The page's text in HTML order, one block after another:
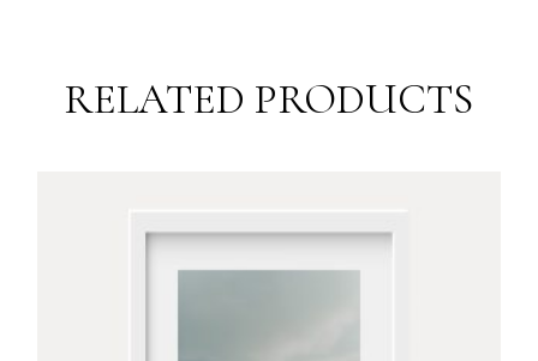
RELATED PRODUCTS